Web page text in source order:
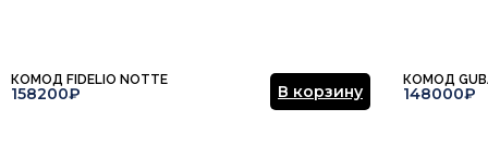
КОМОД FIDELIO NOTTE
158200₽ В корзину
КОМОД
148000₽